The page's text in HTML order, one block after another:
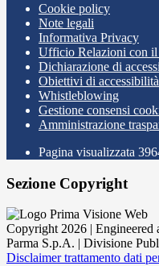
Cookie policy
Note legali
Informativa Privacy
Ufficio Relazioni con
Dichiarazione di
Obiettivi di accessibilità
Whistleblowing
Gestione consensi
Amministrazione
Pagina visualizzata
Sezione Copyright
Copyright 2026 | Engineered
Parma S.p.A. | Divisione
Disclaimer trattamento dati